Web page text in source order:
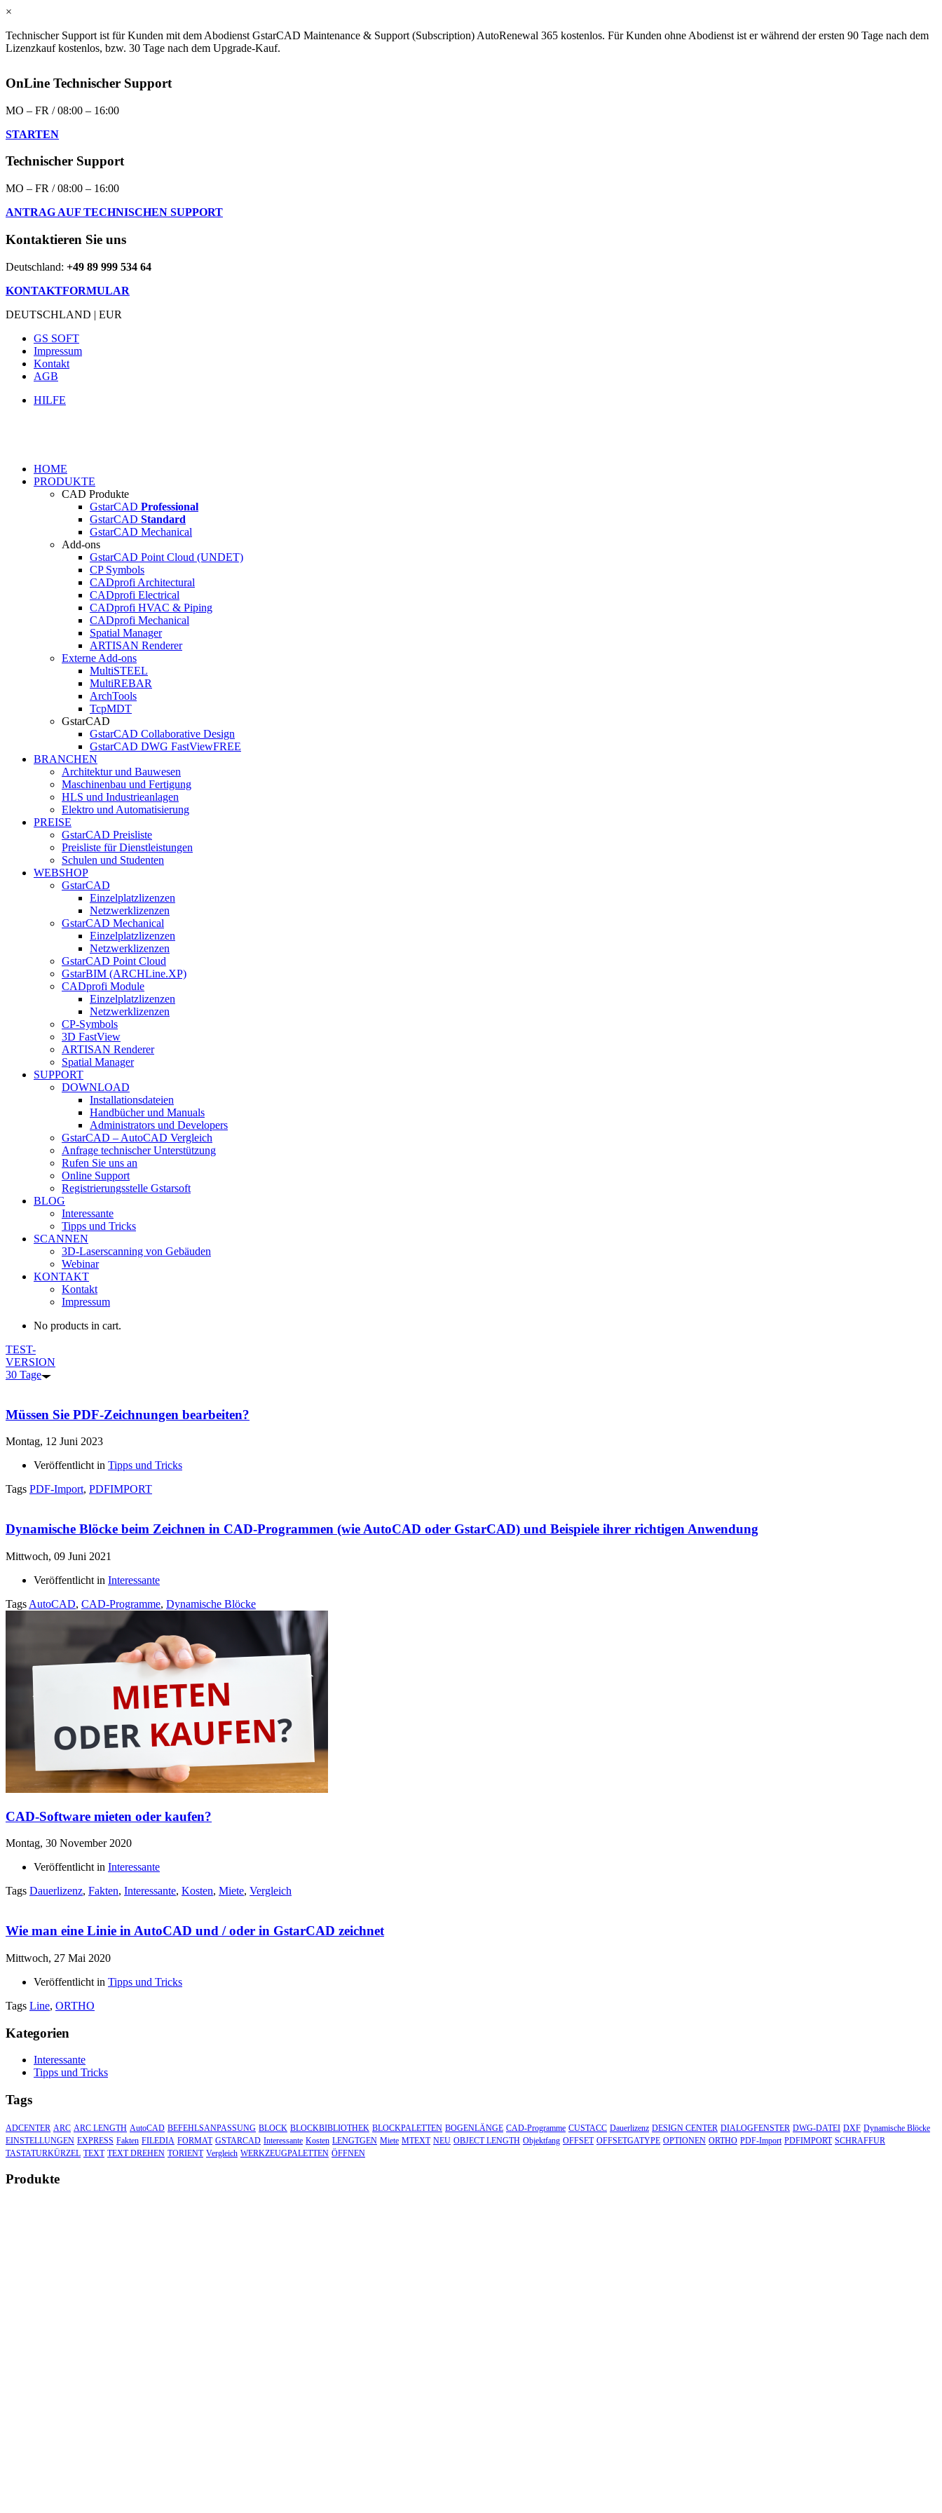
×
Technischer Support ist für Kunden mit dem Abodienst GstarCAD Maintenance & Support (Subscription) AutoRenewal 365 kostenlos. Für Kunden ohne Abodienst ist er während der ersten 90 Tage nach dem
Lizenzkauf kostenlos, bzw. 30 Tage nach dem Upgrade-Kauf.
OnLine Technischer Support
MO – FR / 08:00 – 16:00
STARTEN
Technischer Support
MO – FR / 08:00 – 16:00
ANTRAG AUF TECHNISCHEN SUPPORT
Kontaktieren Sie uns
Deutschland: +49 89 999 534 64
KONTAKTFORMULAR
DEUTSCHLAND | EUR
GS SOFT
Impressum
Kontakt
AGB
HILFE
HOME
PRODUKTE
CAD Produkte
GstarCAD Professional
GstarCAD Standard
GstarCAD Mechanical
Add-ons
GstarCAD Point Cloud (UNDET)
CP Symbols
CADprofi Architectural
CADprofi Electrical
CADprofi HVAC & Piping
CADprofi Mechanical
Spatial Manager
ARTISAN Renderer
Externe Add-ons
MultiSTEEL
MultiREBAR
ArchTools
TcpMDT
GstarCAD
GstarCAD Collaborative Design
GstarCAD DWG FastViewFREE
BRANCHEN
Architektur und Bauwesen
Maschinenbau und Fertigung
HLS und Industrieanlagen
Elektro und Automatisierung
PREISE
GstarCAD Preisliste
Preisliste für Dienstleistungen
Schulen und Studenten
WEBSHOP
GstarCAD
Einzelplatzlizenzen
Netzwerklizenzen
GstarCAD Mechanical
Einzelplatzlizenzen
Netzwerklizenzen
GstarCAD Point Cloud
GstarBIM (ARCHLine.XP)
CADprofi Module
Einzelplatzlizenzen
Netzwerklizenzen
CP-Symbols
3D FastView
ARTISAN Renderer
Spatial Manager
SUPPORT
DOWNLOAD
Installationsdateien
Handbücher und Manuals
Administrators und Developers
GstarCAD – AutoCAD Vergleich
Anfrage technischer Unterstützung
Rufen Sie uns an
Online Support
Registrierungsstelle Gstarsoft
BLOG
Interessante
Tipps und Tricks
SCANNEN
3D-Laserscanning von Gebäuden
Webinar
KONTAKT
Kontakt
Impressum
No products in cart.
TEST-
VERSION
30 Tage
Müssen Sie PDF-Zeichnungen bearbeiten?
Montag, 12 Juni 2023
Veröffentlicht in Tipps und Tricks
Tags PDF-Import, PDFIMPORT
Dynamische Blöcke beim Zeichnen in CAD-Programmen (wie AutoCAD oder GstarCAD) und Beispiele ihrer richtigen Anwendung
Mittwoch, 09 Juni 2021
Veröffentlicht in Interessante
Tags AutoCAD, CAD-Programme, Dynamische Blöcke
CAD-Software mieten oder kaufen?
Montag, 30 November 2020
Veröffentlicht in Interessante
Tags Dauerlizenz, Fakten, Interessante, Kosten, Miete, Vergleich
Wie man eine Linie in AutoCAD und / oder in GstarCAD zeichnet
Mittwoch, 27 Mai 2020
Veröffentlicht in Tipps und Tricks
Tags Line, ORTHO
Kategorien
Interessante
Tipps und Tricks
Tags
ADCENTER ARC ARC LENGTH AutoCAD BEFEHLSANPASSUNG BLOCK BLOCKBIBLIOTHEK BLOCKPALETTEN BOGENLÄNGE CAD-Programme CUSTACC Dauerlizenz DESIGN CENTER DIALOGFENSTER DWG-DATEI DXF Dynamische Blöcke
EINSTELLUNGEN EXPRESS Fakten FILEDIA FORMAT GSTARCAD Interessante Kosten LENGTGEN Miete MTEXT NEU OBJECT LENGTH Objektfang OFFSET OFFSETGATYPE OPTIONEN ORTHO PDF-Import PDFIMPORT SCHRAFFUR
TASTATURKÜRZEL TEXT TEXT DREHEN TORIENT Vergleich WERKZEUGPALETTEN ÖFFNEN
Produkte